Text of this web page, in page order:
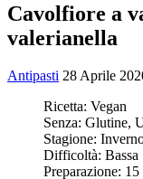
Cavolfiore a
valerianella
Antipasti 28 Aprile
Ricetta: Vegan
Senza: Glutine,
Stagione:
Difficoltà: Bassa
Preparazione: 15